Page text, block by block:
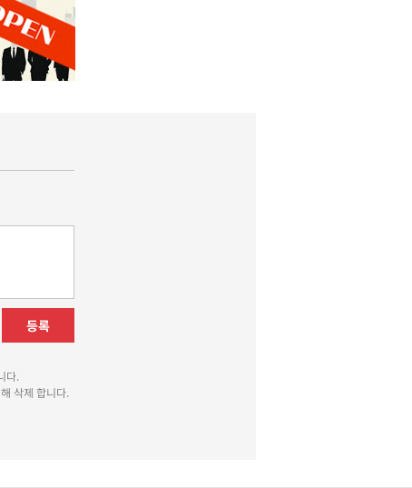
등록
다.
삭제 합니다.